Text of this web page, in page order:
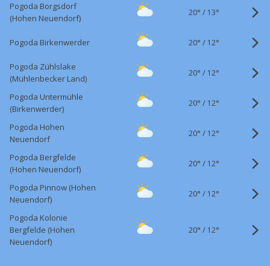
Pogoda Borgsdorf
(Hohen Neuendorf)
20° / 13°
Pogoda Birkenwerder 20° / 12°
Pogoda Zühlslake
(Mühlenbecker Land)
20° / 12°
Pogoda Untermühle
(Birkenwerder)
20° / 12°
Pogoda Hohen
Neuendorf
20° / 12°
Pogoda Bergfelde
(Hohen Neuendorf)
20° / 12°
Pogoda Pinnow (Hohen
Neuendorf)
20° / 12°
Pogoda Kolonie
Bergfelde (Hohen
Neuendorf)
20° / 12°